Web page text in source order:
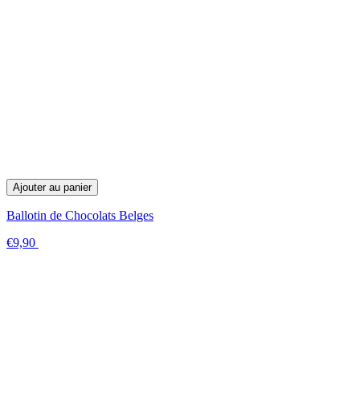
Ajouter au panier
Ballotin de Chocolats Belges
€9,90